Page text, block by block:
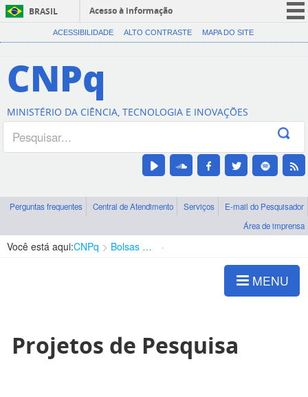
BRASIL
Acesso à informação
CORONAVÍRUS (COVID-19)
Canais
ACESSIBILIDADE ALTO CONTRASTE MAPA DO SITE
CNPq
MINISTÉRIO DA CIÊNCIA, TECNOLOGIA E INOVAÇÕES
Perguntas frequentes Central de Atendimento Serviços
E-mail do Pesquisador
Área de imprensa
Você está aqui:CNPq Bolsas e Auxílios Vigentes
MENU
Projetos de Pesquisa